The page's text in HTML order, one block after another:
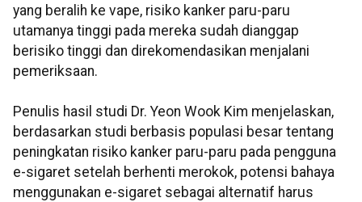
yang beralih ke vape, risiko kanker paru-paru
utamanya tinggi pada mereka sudah dianggap
berisiko tinggi dan direkomendasikan menjalani
pemeriksaan.
Penulis hasil studi Dr. Yeon Wook Kim menjelaskan,
berdasarkan studi berbasis populasi besar tentang
peningkatan risiko kanker paru-paru pada pengguna
e-sigaret setelah berhenti merokok, potensi bahaya
menggunakan e-sigaret sebagai alternatif harus